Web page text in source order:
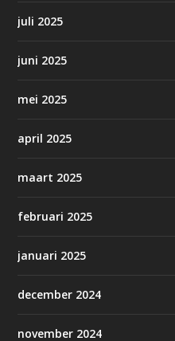
juli 2025
juni 2025
mei 2025
april 2025
maart 2025
februari 2025
januari 2025
december 2024
november 2024